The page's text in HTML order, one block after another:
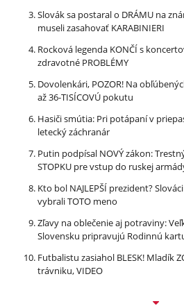
Slovák sa postaral o DRÁMU na
museli zasahovať KARABINIERI
Rocková legenda KONČÍ s
zdravotné PROBLÉMY
Dovolenkári, POZOR! Na
až 36-TISÍCOVÚ pokutu
Hasiči smútia: Pri potápaní v
letecký záchranár
Putin podpísal NOVÝ zákon:
STOPKU pre vstup do ruskej
Kto bol NAJLEPŠÍ prezident?
vybrali TOTO meno
Zľavy na oblečenie aj potraviny:
Slovensku pripravujú Rodinnú
Futbalistu zasiahol BLESK! Mladík
trávniku, VIDEO